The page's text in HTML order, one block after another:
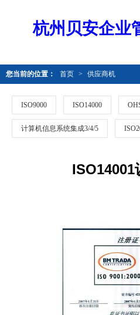
杭州贝安企业
您当前的位置： 首页 > 供应商机
ISO9000 ISO14000
计算机信息系统集成3/4/5
ISO14001